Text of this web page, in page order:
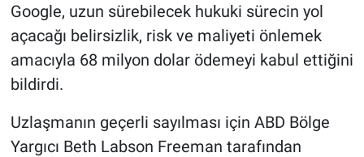
Google, uzun sürebilecek hukuki sürecin yol
açacağı belirsizlik, risk ve maliyeti önlemek
amacıyla 68 milyon dolar ödemeyi kabul ettiğini
bildirdi.
Uzlaşmanın geçerli sayılması için ABD Bölge
Yargıcı Beth Labson Freeman tarafından